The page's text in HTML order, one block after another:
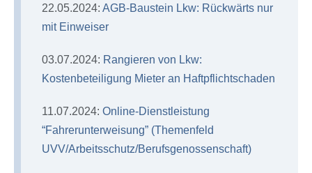
22.05.2024: AGB-Baustein Lkw: Rückwärts nur
mit Einweiser
03.07.2024: Rangieren von Lkw:
Kostenbeteiligung Mieter an Haftpflichtschaden
11.07.2024: Online-Dienstleistung
“Fahrerunterweisung” (Themenfeld
UVV/Arbeitsschutz/Berufsgenossenschaft)